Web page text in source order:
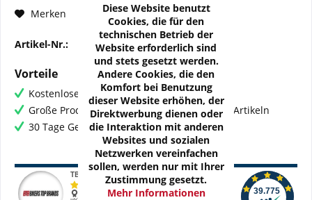
Merken Fragen zum Artikel?
Artikel-Nr.: WI-920-0152-00
Vorteile
Kostenloser Versand ab € 60,- Bestellwert
Große Produktauswahl mit mehr als 80.000 Artikeln
30 Tage Geld-Zurück-Garantie
Diese Website benutzt
Cookies, die für den
technischen Betrieb der
Website erforderlich sind
und stets gesetzt werden.
Andere Cookies, die den
Komfort bei Benutzung
dieser Website erhöhen, der
Direktwerbung dienen oder
die Interaktion mit anderen
Websites und sozialen
Netzwerken vereinfachen
sollen, werden nur mit Ihrer
Zustimmung gesetzt.
Mehr Informationen